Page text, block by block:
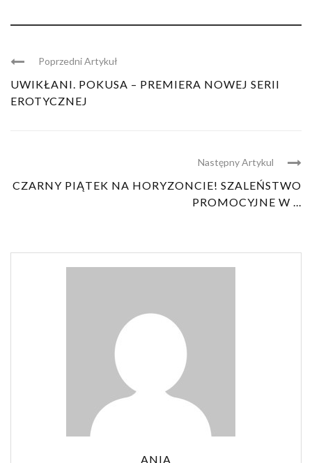
Poprzedni Artykuł
UWIKŁANI. POKUSA – PREMIERA NOWEJ SERII
EROTYCZNEJ
Następny Artykul
CZARNY PIĄTEK NA HORYZONCIE! SZALEŃSTWO
PROMOCYJNE W ...
ANIA